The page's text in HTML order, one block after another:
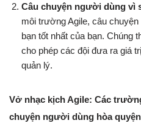
Câu chuyện người dùng vì
môi trường Agile, câu
bạn tốt nhất của bạn. Chúng
cho phép các đội đưa ra giá
quản lý.
Vở nhạc kịch Agile: Các
chuyện người dùng hòa